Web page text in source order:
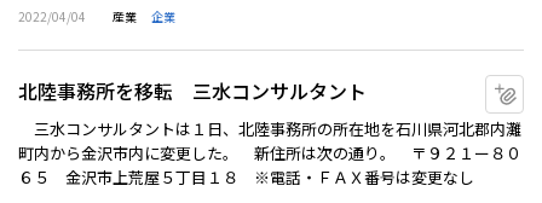
2022/04/04 産業 企業
北陸事務所を移転 三水コンサルタント
三水コンサルタントは１日、北陸事務所の所在地を石川県河北郡内灘
町内から金沢市内に変更した。 新住所は次の通り。 〒９２１ー８０
６５ 金沢市上荒屋５丁目１８ ※電話・ＦＡＸ番号は変更なし